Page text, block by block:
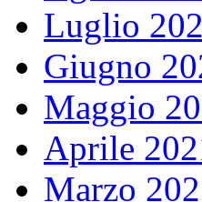
Luglio
Giugno
Maggio
Aprile
Marzo